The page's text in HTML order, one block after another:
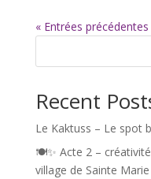
« Entrées précédentes
Recent
Le Kaktuss – Le spot
🍽️✨ Acte 2 –
village de Sainte Marie